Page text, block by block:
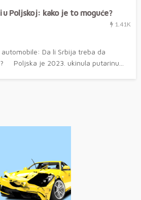
Poljskoj: kako je to moguće?
1.41K
Da li Srbija treba da
Poljska je 2023. ukinula putarinu...